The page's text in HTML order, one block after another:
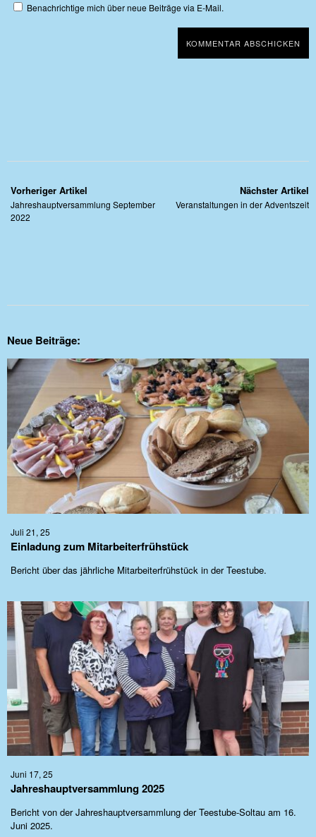
Benachrichtige mich über neue Beiträge via E-Mail.
Vorheriger Artikel
Jahreshauptversammlung September
2022
Nächster Artikel
Veranstaltungen in der Adventszeit
Neue Beiträge:
Juli 21, 25
Einladung zum Mitarbeiterfrühstück
Bericht über das jährliche Mitarbeiterfrühstück in der Teestube.
Juni 17, 25
Jahreshauptversammlung 2025
Bericht von der Jahreshauptversammlung der Teestube-Soltau am 16.
Juni 2025.